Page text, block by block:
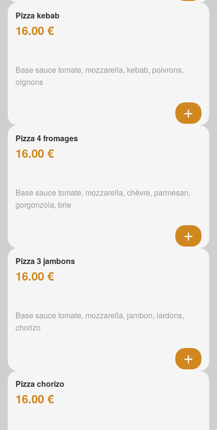
Pizza kebab
16.00 €
Base sauce tomate, mozzarella, kebab, poivrons,
oignons
Pizza 4 fromages
16.00 €
Base sauce tomate, mozzarella, chèvre, parmesan,
gorgonzola, brie
Pizza 3 jambons
16.00 €
Base sauce tomate, mozzarella, jambon, lardons,
chorizo
Pizza chorizo
16.00 €